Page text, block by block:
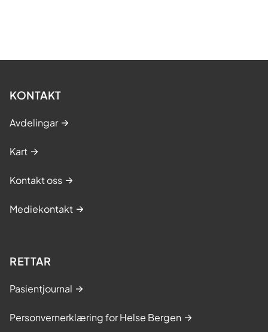
KONTAKT
Avdelingar
Kart
Kontakt oss
Mediekontakt
RETTAR
Pasientjournal
Personvernerklæring for Helse Bergen